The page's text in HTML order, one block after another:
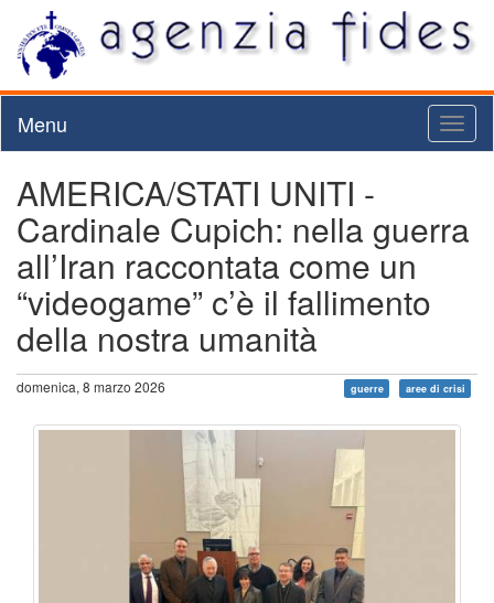
Menu
AMERICA/STATI UNITI -
Cardinale Cupich: nella guerra
all’Iran raccontata come un
“videogame” c’è il fallimento
della nostra umanità
domenica, 8 marzo 2026 guerre aree di crisi